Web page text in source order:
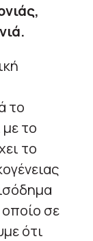
το
με το
το
οποίο σε
ότι